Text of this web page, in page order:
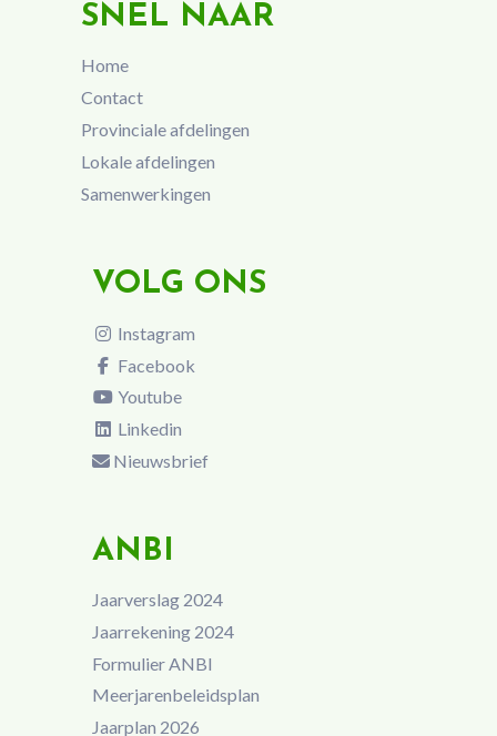
SNEL NAAR
Home
Contact
Provinciale afdelingen
Lokale afdelingen
Samenwerkingen
VOLG ONS
Instagram
Facebook
Youtube
Linkedin
Nieuwsbrief
ANBI
Jaarverslag 2024
Jaarrekening 2024
Formulier ANBI
Meerjarenbeleidsplan
Jaarplan 2026